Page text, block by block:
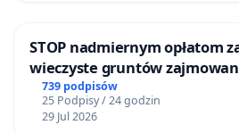
STOP nadmiernym opłatom
wieczyste gruntów
ogrody działkowe.
739 podpisów
25 Podpisy / 24 godzin
29 Jul 2026